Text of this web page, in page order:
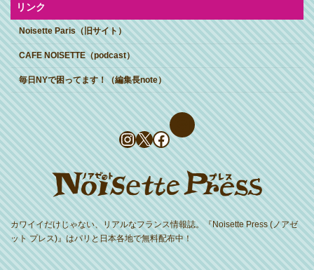
リンク
Noisette Paris（旧サイト）
CAFE NOISETTE（podcast）
毎日NYで困ってます！（編集長note）
Instagram
X Facebook
カワイイだけじゃない、リアルなフランス情報誌。『Noisette Press (ノアゼ
ット プレス)』はパリと日本各地で無料配布中！